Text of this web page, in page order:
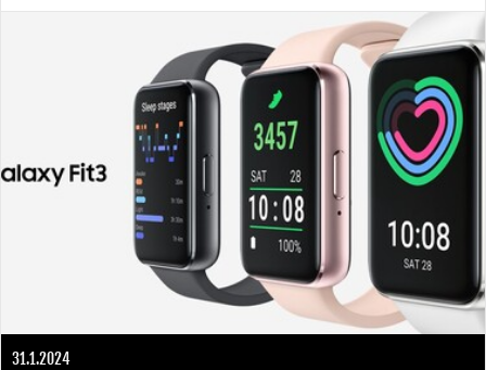
31.1.2024